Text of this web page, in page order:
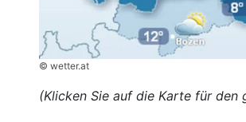
© wetter.at
(Klicken Sie auf die Karte für den